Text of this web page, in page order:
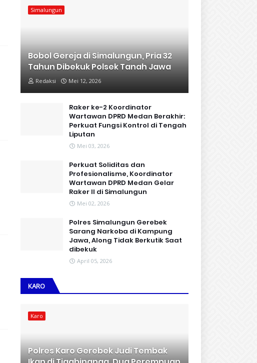
Simalungun
Bobol Gereja di Simalungun, Pria 32
Tahun Dibekuk Polsek Tanah Jawa
Redaksi Mei 12, 2026
Raker ke-2 Koordinator
Wartawan DPRD Medan Berakhir:
Perkuat Fungsi Kontrol di Tengah
Liputan
Mei 03, 2026
Perkuat Soliditas dan
Profesionalisme, Koordinator
Wartawan DPRD Medan Gelar
Raker II di Simalungun
Mei 02, 2026
Polres Simalungun Gerebek
Sarang Narkoba di Kampung
Jawa, Along Tidak Berkutik Saat
dibekuk
April 05, 2026
KARO
Karo
Polres Karo Gerebek Judi Tembak